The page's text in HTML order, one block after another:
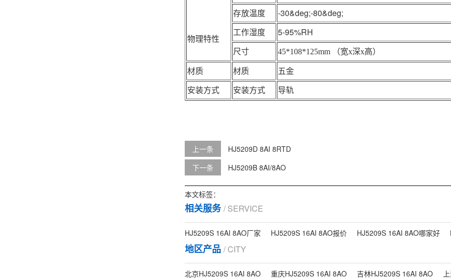
物理特性
存放温度
-30&deg;-80&deg;
工作湿度
5-95%RH
尺寸
45*108*125mm （宽x深x高）
材质 材质
五金
安装方式
安装方式 导轨
上一条
HJ5209D 8AI 8RTD
下一条
HJ5209B 8AI/8AO
本文标签：
相关服务/ SERVICE
HJ5209S 16AI 8AO厂家 HJ5209S 16AI 8AO报价 HJ5209S 16AI 8AO哪家好
地区产品 / CITY
北京HJ5209S 16AI 8AO 重庆HJ5209S 16AI 8AO 吉林HJ5209S 16AI 8AO